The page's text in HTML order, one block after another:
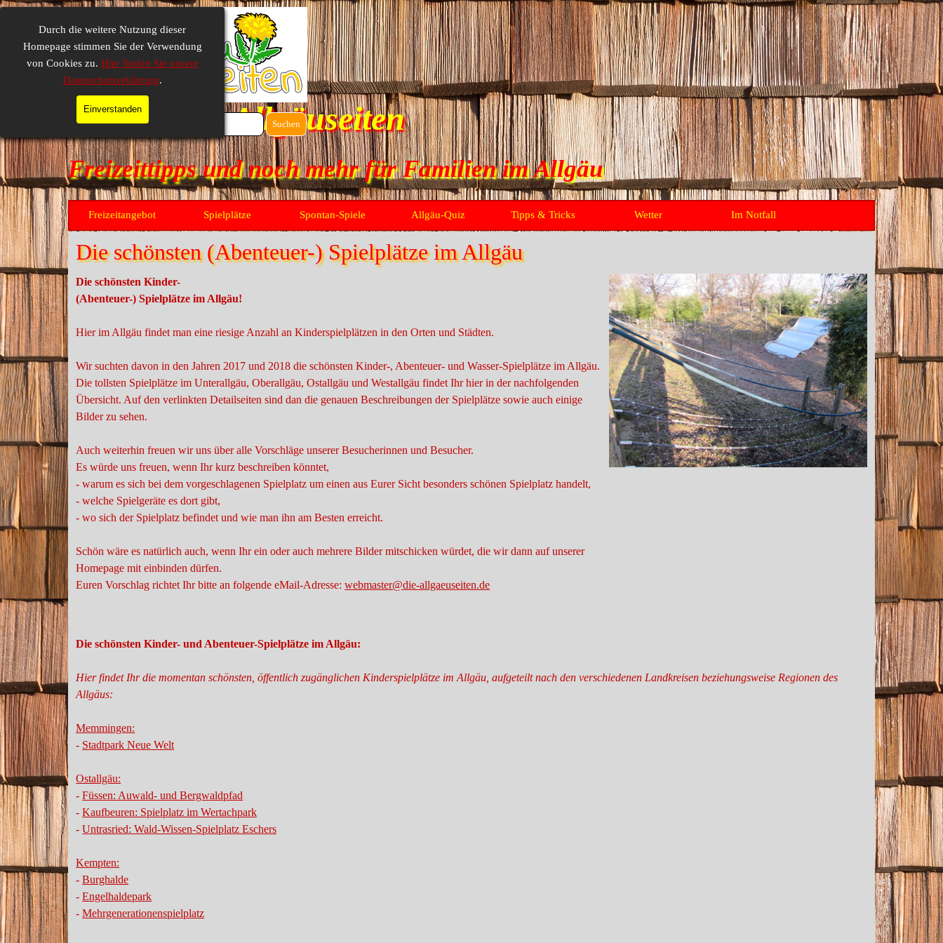
Durch die weitere Nutzung dieser
Homepage stimmen Sie der Verwendung
von Cookies zu. Hier finden Sie unsere
Datenschutzerklärung.
Einverstanden
Direkt zum Seiteninhalt
Freizeitangebot ▼
Spielplätze Spontan-Spiele Allgäu-Quiz Tipps & Tricks Wetter Im Notfall
Die Kinder-Allgäuseiten
Freizeittipps und noch mehr für Familien im Allgäu
Suchen
Die schönsten (Abenteuer-) Spielplätze im Allgäu
Die schönsten Kinder-
(Abenteuer-) Spielplätze im Allgäu!
Hier im Allgäu findet man eine riesige Anzahl an Kinderspielplätzen in den Orten und Städten.
Wir suchten davon in den Jahren 2017 und 2018 die schönsten Kinder-, Abenteuer- und Wasser-Spielplätze im Allgäu.
Die tollsten Spielplätze im Unterallgäu, Oberallgäu, Ostallgäu und Westallgäu findet Ihr hier in der nachfolgenden
Übersicht. Auf den verlinkten Detailseiten sind dan die genauen Beschreibungen der Spielplätze sowie auch einige
Bilder zu sehen.
Auch weiterhin freuen wir uns über alle Vorschläge unserer Besucherinnen und Besucher.
Es würde uns freuen, wenn Ihr kurz beschreiben könntet,
- warum es sich bei dem vorgeschlagenen Spielplatz um einen aus Eurer Sicht besonders schönen Spielplatz handelt,
- welche Spielgeräte es dort gibt,
- wo sich der Spielplatz befindet und wie man ihn am Besten erreicht.
Schön wäre es natürlich auch, wenn Ihr ein oder auch mehrere Bilder mitschicken würdet, die wir dann auf unserer
Homepage mit einbinden dürfen.
Euren Vorschlag richtet Ihr bitte an folgende eMail-Adresse:webmaster@die-allgaeuseiten.de
Die schönsten Kinder- und Abenteuer-Spielplätze im Allgäu:
Hier findet Ihr die momentan schönsten, öffentlich zugänglichen Kinderspielplätze im Allgäu, aufgeteilt nach den verschiedenen Landkreisen beziehungsweise Regionen des
Allgäus:
Memmingen:
- Stadtpark Neue Welt
Ostallgäu:
-Füssen: Auwald- und Bergwaldpfad
-Kaufbeuren: Spielplatz im Wertachpark
-Untrasried: Wald-Wissen-Spielplatz Eschers
Kempten:
-Burghalde
-Engelhaldepark
-Mehrgenerationenspielplatz